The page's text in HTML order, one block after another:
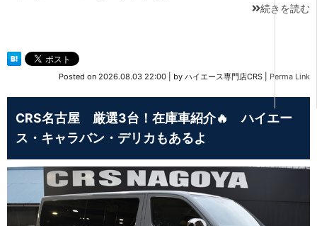
続きを読む
Posted on 2026.08.03 22:00 by ハイエース専門店CRS Perma Link
CRS名古屋 厳選3台！在庫車紹介🔥 ハイエー
ス・キャラバン・デリカもあるよ